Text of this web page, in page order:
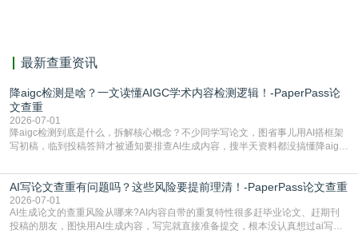
最新查重资讯
降aigc检测是啥？一文读懂AIGC学术内容检测逻辑！-PaperPass论
文查重
2026-07-01
降aigc检测到底是什么，拆解核心概念？不少同学写论文，图省事儿用AI搭框架
写初稿，临到投稿答辩才被通知要排查AI生成内容，搜半天资料都没搞懂降aigc
怕是已经入行的科研人员，不少人也搞不清降aigc检测是啥，对相关要求摸不
准。其实，降aigc检测是伴随AIGC工具在学术领域普及诞生的新需求，核心是为
了满足现在高校、期刊对AI生
AI写论文查重有问题吗？这些风险要提前理清！-PaperPass论文查重
2026-07-01
AI生成论文的查重风险从哪来?AI内容自带的重复特性很多赶毕业论文、赶期刊
投稿的朋友，图快用AI生成内容，写完就直接准备提交，根本没认真想过ai写论